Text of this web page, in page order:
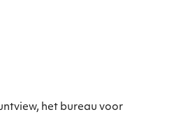
het bureau voor